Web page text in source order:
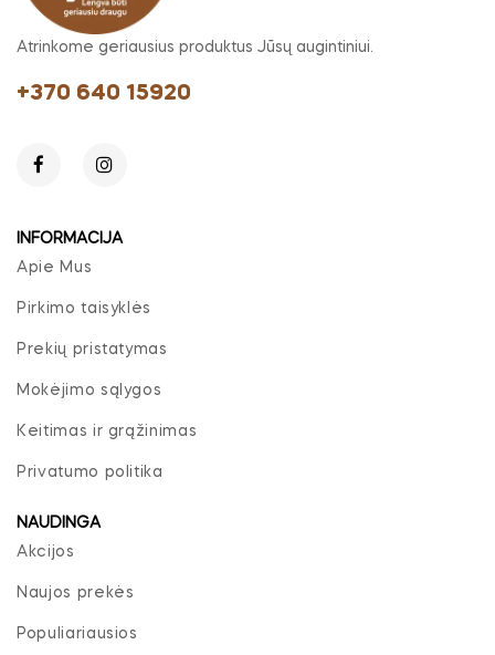
Atrinkome geriausius produktus Jūsų augintiniui.
+370 640 15920
INFORMACIJA
Apie Mus
Pirkimo taisyklės
Prekių pristatymas
Mokėjimo sąlygos
Keitimas ir grąžinimas
Privatumo politika
NAUDINGA
Akcijos
Naujos prekės
Populiariausios